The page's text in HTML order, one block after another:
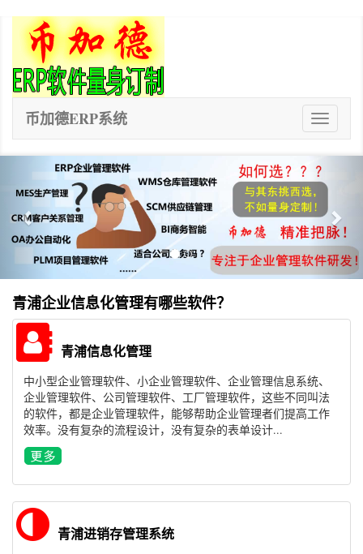
ERP
系
统
币加德ERP系统
Previous
青浦企业信息化管理有哪些软件？
青浦信息化管理
中小型企业管理软件、小企业管理软件、企业管理信息系统、
企业管理软件、公司管理软件、工厂管理软件，这些不同叫法
的软件，都是企业管理软件，能够帮助企业管理者们提高工作
效率。没有复杂的流程设计，没有复杂的表单设计...
青浦进销存管理系统